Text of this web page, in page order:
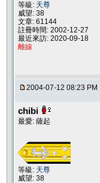
等級: 天尊
威望: 38
文章: 61144
註冊時間: 2002-12-27
最近來訪: 2020-09-18
離線
2004-07-12 08:23 PM
chibi
最愛: 薩起
等級: 天尊
威望: 38